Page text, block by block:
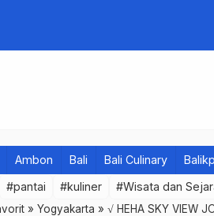
Ambon Bali Bali Culinary
#pantai #kuliner #Wisata dan
» Yogyakarta » √ HEHA SKY VIEW